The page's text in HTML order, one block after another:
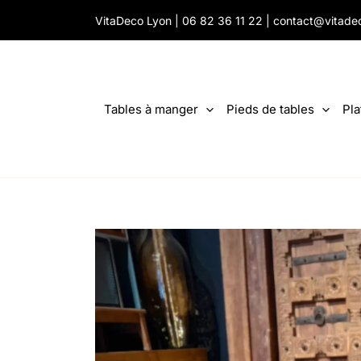
VitaDeco Lyon | 06 82 36 11 22
Tables à manger Pieds de tables